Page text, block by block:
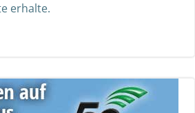
erhalte.